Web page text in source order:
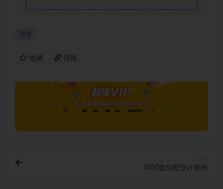
安全
收藏 链接
7000套别墅设计图纸